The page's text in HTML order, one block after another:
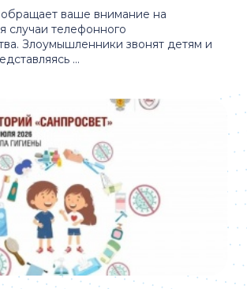
ваше внимание на
случаи телефонного
Злоумышленники звонят детям и
...